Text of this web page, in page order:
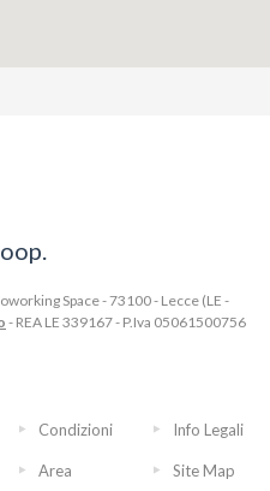
Space - 73100 - Lecce (LE -
- REA LE 339167 - P.Iva 05061500756
Condizioni Info Legali
Area Site Map